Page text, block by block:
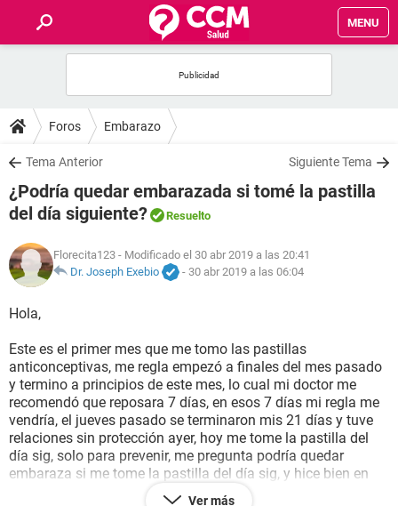
MENU
FOROS
SALUD
FAMILIA
NUTRICIÓN
SEXUALIDAD
GLOSARIO
Foros Embarazo
Tema Anterior Siguiente Tema
¿Podría quedar embarazada si tomé la pastilla
del día siguiente?
Resuelto
Florecita123 - Modificado el 30 abr 2019 a las 20:41
Dr. Joseph Exebio
- 30 abr 2019 a las 06:04
Hola,
Este es el primer mes que me tomo las pastillas
anticonceptivas, me regla empezó a finales del mes pasado
y termino a principios de este mes, lo cual mi doctor me
recomendó que reposara 7 días, en esos 7 días mi regla me
vendría, el jueves pasado se terminaron mis 21 días y tuve
relaciones sin protección ayer, hoy me tome la pastilla del
día sig, solo para prevenir, me pregunta podría quedar
embaraza si me tome la pastilla del día sig, y hice bien en
dejar de tomar mis pastillas anticonceptivas aunque no me
Ver más